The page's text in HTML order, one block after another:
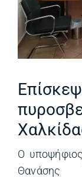
Ο
Θανάσης